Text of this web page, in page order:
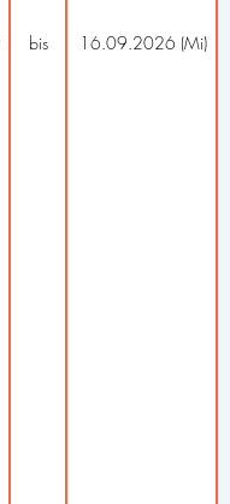
bis 16.09.2026 (Mi)